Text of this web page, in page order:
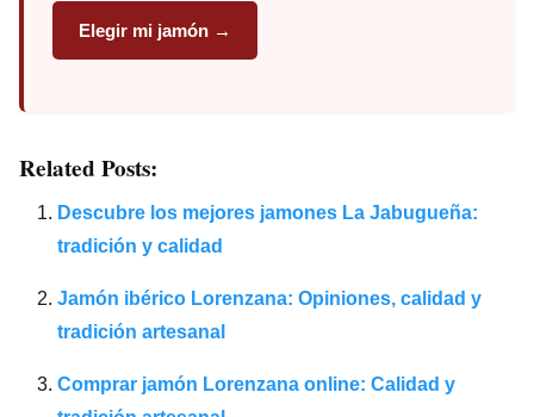
Elegir mi jamón →
Related Posts:
Descubre los mejores jamones La Jabugueña:
tradición y calidad
Jamón ibérico Lorenzana: Opiniones, calidad y
tradición artesanal
Comprar jamón Lorenzana online: Calidad y